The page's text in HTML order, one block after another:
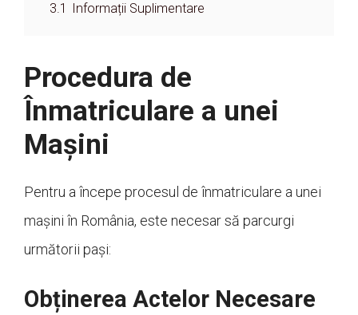
3.1
Informații Suplimentare
Procedura de
Înmatriculare a unei
Mașini
Pentru a începe procesul de înmatriculare a unei
mașini în România, este necesar să parcurgi
următorii pași:
Obținerea Actelor Necesare